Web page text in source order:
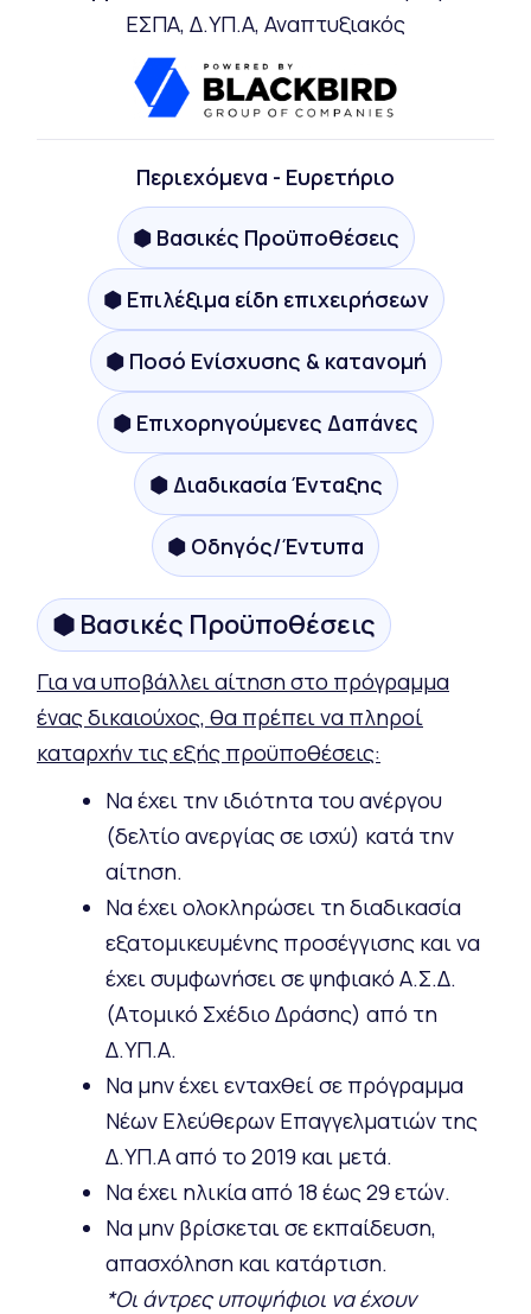
ΕΣΠΑ, Δ.ΥΠ.Α, Αναπτυξιακός
Περιεχόμενα - Ευρετήριο
⬢ Βασικές Προϋποθέσεις
⬢ Επιλέξιμα είδη επιχειρήσεων
⬢ Ποσό Ενίσχυσης & κατανομή
⬢ Επιχορηγούμενες Δαπάνες
⬢ Διαδικασία Ένταξης
⬢ Οδηγός/Έντυπα
⬢ Βασικές Προϋποθέσεις
Για να υποβάλλει αίτηση στο πρόγραμμα
ένας δικαιούχος, θα πρέπει να πληροί
καταρχήν τις εξής προϋποθέσεις:
Να έχει την ιδιότητα του ανέργου
(δελτίο ανεργίας σε ισχύ) κατά την
αίτηση.
Να έχει ολοκληρώσει τη διαδικασία
εξατομικευμένης προσέγγισης και να
έχει συμφωνήσει σε ψηφιακό Α.Σ.Δ.
(Ατομικό Σχέδιο Δράσης) από τη
Δ.ΥΠ.Α.
Να μην έχει ενταχθεί σε πρόγραμμα
Νέων Ελεύθερων Επαγγελματιών της
Δ.ΥΠ.Α από το 2019 και μετά.
Να έχει ηλικία από 18 έως 29 ετών.
Να μην βρίσκεται σε εκπαίδευση,
απασχόληση και κατάρτιση.
*Οι άντρες υποψήφιοι να έχουν